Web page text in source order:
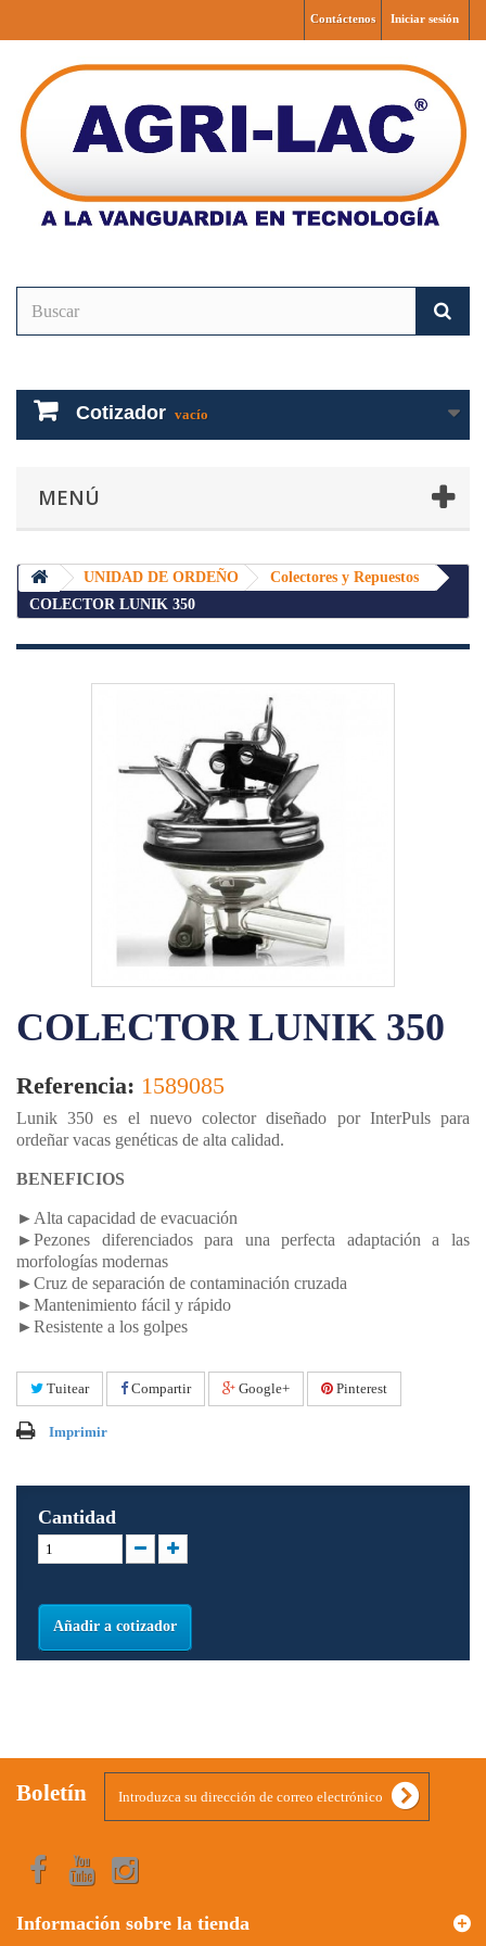
Iniciar sesión
Contáctenos
Cotizador vacío
MENÚ
UNIDAD DE ORDEÑO
Colectores y Repuestos
COLECTOR LUNIK 350
COLECTOR LUNIK 350
Referencia: 1589085
Lunik 350 es el nuevo colector diseñado por InterPuls para
ordeñar vacas genéticas de alta calidad.
BENEFICIOS
►Alta capacidad de evacuación
►Pezones diferenciados para una perfecta adaptación a las
morfologías modernas
►Cruz de separación de contaminación cruzada
►Mantenimiento fácil y rápido
►Resistente a los golpes
Tuitear Compartir Google+ Pinterest
Imprimir
Cantidad
Añadir a cotizador
Boletín
Información sobre la tienda